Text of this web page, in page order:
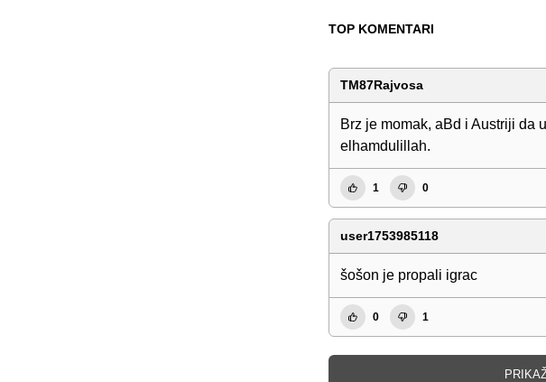
TOP KOMENTARI
TM87Rajvosa
Brz je momak, aBd i Austriji da
elhamdulillah.
1 0
user1753985118
šošon je propali igrac
0 1